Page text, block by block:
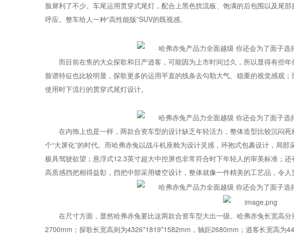
脸犀利了不少。车尾运用贯穿式尾灯，配合上黑色扰流板、饱满的后包围以及尾
呼应。整车给人一种“高性能版”SUV的既视感。
而目前在售的大众探歌和日产逍客，可能因为上市时间过久，所以显得有些
脸谱特征也比较明显，探歌更多的运用平直的线条去勾勒大气、稳重的视觉感观
使用时下流行的贯穿式尾灯设计。
在内饰上也是一样，两款合资车型的设计缺乏年轻活力，整体造型比较沉闷
个“大屏化”的时代。而哈弗赤兔以战斗机座舱为设计灵感，环抱式包裹设计，局
极具驾驶欲望；悬浮式12.3英寸超大中控屏也非常符合时下年轻人的审美标准；
高质感挡把相得益彰，挡把中部采用镂空设计，整体就像一件精美的工艺品，令人
在尺寸方面，显然哈弗赤兔要比这两款合资车型大出一级。哈弗赤兔长宽高
2700mm；探歌长宽高则为4326*1819*1582mm，轴距2680mm；逍客长宽高为